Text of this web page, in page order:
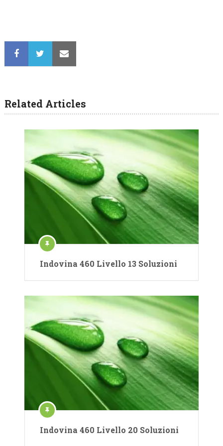
Related Articles
Indovina 460 Livello 13 Soluzioni
Indovina 460 Livello 20 Soluzioni